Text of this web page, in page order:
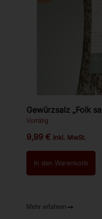
Vorrätig
9,99€ inkl. MwSt.
In den Warenkorb
Mehr erfahren